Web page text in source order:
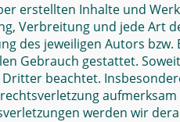
erstellten Inhalte und
Verbreitung und jede Art
des jeweiligen Autors
Gebrauch gestattet.
beachtet.
werden wir